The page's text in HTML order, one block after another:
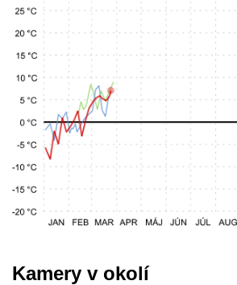
Kamery v okolí